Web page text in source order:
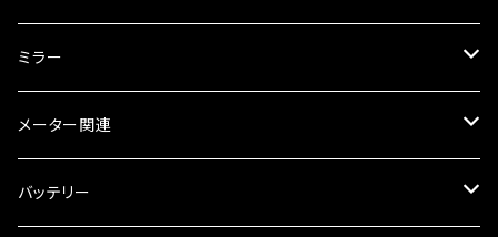
オイルクーラー
ラジエーター
フォークオイル
スリップオン
サイレンサー
ブレーキパット
ブレーキオイル
その他
ミラー
ミラー本体
ミラーアダプター
メーター関連
スピードメーター
バッテリー